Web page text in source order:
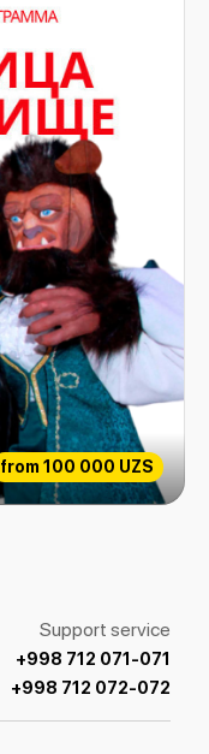
from 100 000 UZS
Support service
+998 712 071-071
+998 712 072-072